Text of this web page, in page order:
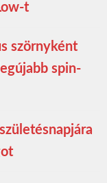
t
szörnyként
spin-